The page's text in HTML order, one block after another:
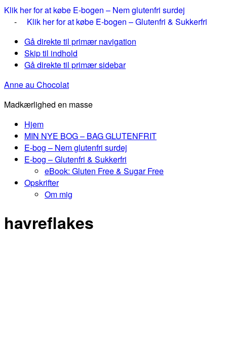
Klik her for at købe E-bogen – Nem glutenfri surdej
- Klik her for at købe E-bogen – Glutenfri & Sukkerfri
Gå direkte til primær navigation
Skip til indhold
Gå direkte til primær sidebar
Anne au Chocolat
Madkærlighed en masse
Hjem
MIN NYE BOG – BAG GLUTENFRIT
E-bog – Nem glutenfri surdej
E-bog – Glutenfri & Sukkerfri
eBook: Gluten Free & Sugar Free
Opskrifter
Om mig
havreflakes